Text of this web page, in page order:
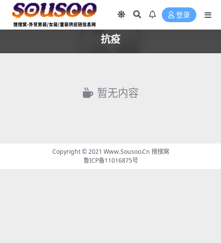
登录
抗疫
暂无内容
Copyright © 2021 Www.Sousoo.Cn 搜搜窝
鲁ICP备11016875号